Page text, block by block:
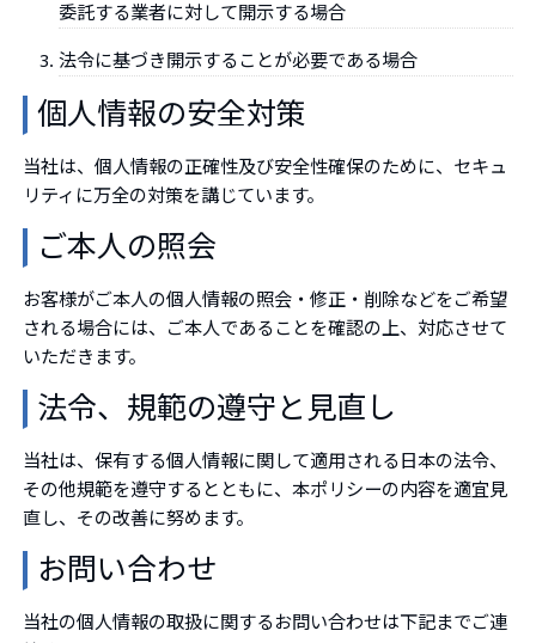
委託する業者に対して開示する場合
法令に基づき開示することが必要である場合
個人情報の安全対策
当社は、個人情報の正確性及び安全性確保のために、セキュ
リティに万全の対策を講じています。
ご本人の照会
お客様がご本人の個人情報の照会・修正・削除などをご希望
される場合には、ご本人であることを確認の上、対応させて
いただきます。
法令、規範の遵守と見直し
当社は、保有する個人情報に関して適用される日本の法令、
その他規範を遵守するとともに、本ポリシーの内容を適宜見
直し、その改善に努めます。
お問い合わせ
当社の個人情報の取扱に関するお問い合わせは下記までご連